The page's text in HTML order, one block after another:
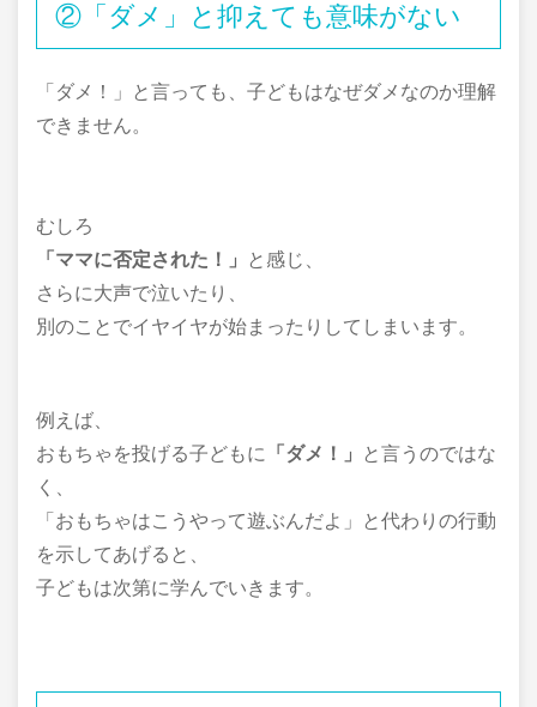
②「ダメ」と抑えても意味がない
「ダメ！」と言っても、子どもはなぜダメなのか理解
できません。
むしろ
「ママに否定された！」
と感じ、
さらに大声で泣いたり、
別のことでイヤイヤが始まったりしてしまいます。
例えば、
おもちゃを投げる子どもに
「ダメ！」
と言うのではな
く、
「おもちゃはこうやって遊ぶんだよ」と代わりの行動
を示してあげると、
子どもは次第に学んでいきます。